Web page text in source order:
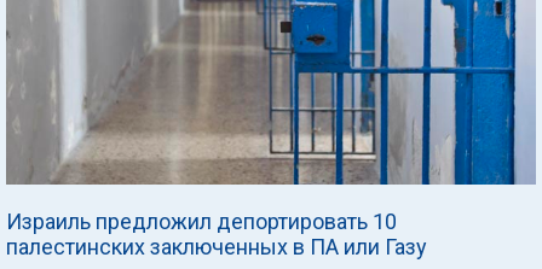
Израиль предложил депортировать 10
палестинских заключенных в ПА или Газу